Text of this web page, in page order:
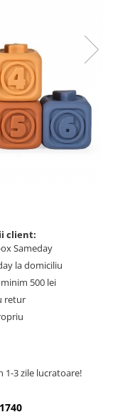
client:
Sameday
la domiciliu
500 lei
retur
1-3 zile lucratoare!